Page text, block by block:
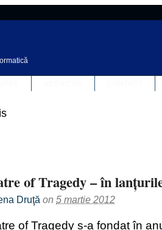
of Tragedy – în
Druţă on 5 martie 2012
of Tragedy s-a fondat în